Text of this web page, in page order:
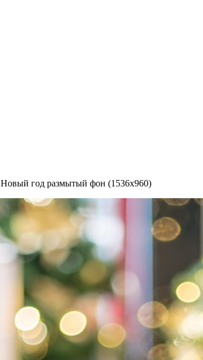
Новый год размытый фон (1536x960)